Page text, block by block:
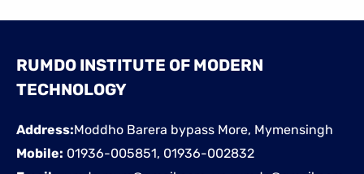
RUMDO INSTITUTE OF MODERN
TECHNOLOGY
Address:Moddho Barera bypass More, Mymensingh
Mobile: 01936-005851, 01936-002832